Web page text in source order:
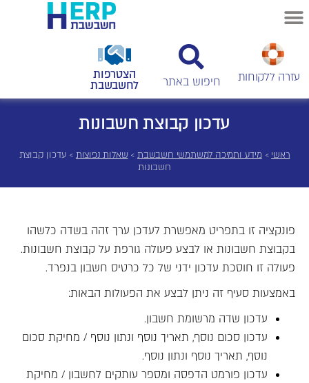
עזרה ללקוחות הצטרפות
לחשבשבת
עדכון קבוצת חשבונות
ראשי >מידע ותמיכה למשתמשי חשבשבת > שאלות נפוצות > עדכון קבוצת
חשבונות
פונקציה זו בתפריט מאפשרת לעדכן ערך זהה בשדה כלשהו
בקבוצת חשבונות או לבצע פעולה גורפת על קבוצת חשבונות.
פעולה זו חוסכת עדכון ידני של כל כרטיס חשבון בנפרד.
באמצעות סעיף זה ניתן לבצע את הפעולות הבאות:
עדכון שדה מרשומת חשבון.
עדכון סכום נוסף, תאריך נוסף ונתון נוסף / מחיקת סכום
נוסף, תאריך נוסף ונתון נוסף.
עדכון פורמט הדפסה ומספר עותקים לחשבון / מחיקת